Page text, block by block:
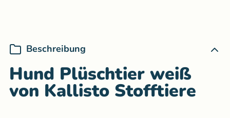
Beschreibung
Hund Plüschtier weiß
von Kallisto Stofftiere